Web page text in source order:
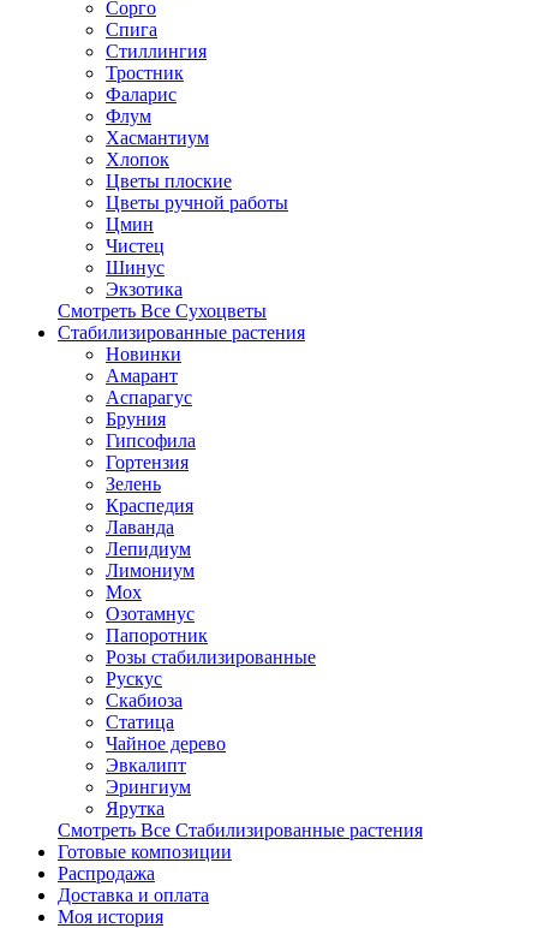
Сорго
Спига
Стиллингия
Тростник
Фаларис
Флум
Хасмантиум
Хлопок
Цветы плоские
Цветы ручной работы
Цмин
Чистец
Шинус
Экзотика
Смотреть Все Сухоцветы
Стабилизированные растения
Новинки
Амарант
Аспарагус
Бруния
Гипсофила
Гортензия
Зелень
Краспедия
Лаванда
Лепидиум
Лимониум
Мох
Озотамнус
Папоротник
Розы стабилизированные
Рускус
Скабиоза
Статица
Чайное дерево
Эвкалипт
Эрингиум
Ярутка
Смотреть Все Стабилизированные растения
Готовые композиции
Распродажа
Доставка и оплата
Моя история